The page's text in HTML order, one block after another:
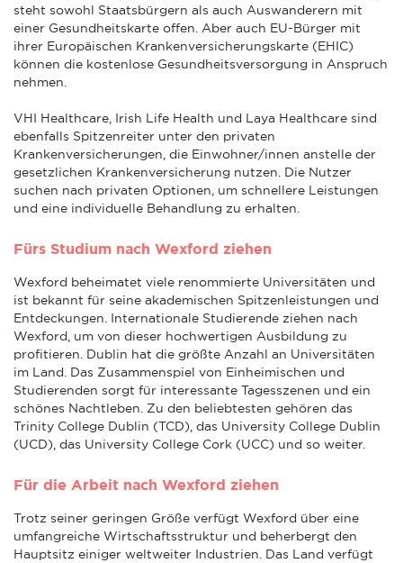
steht sowohl Staatsbürgern als auch Auswanderern mit
einer Gesundheitskarte offen. Aber auch EU-Bürger mit
ihrer Europäischen Krankenversicherungskarte (EHIC)
können die kostenlose Gesundheitsversorgung in Anspruch
nehmen.
VHI Healthcare, Irish Life Health und Laya Healthcare sind
ebenfalls Spitzenreiter unter den privaten
Krankenversicherungen, die Einwohner/innen anstelle der
gesetzlichen Krankenversicherung nutzen. Die Nutzer
suchen nach privaten Optionen, um schnellere Leistungen
und eine individuelle Behandlung zu erhalten.
Fürs Studium nach Wexford ziehen
Wexford beheimatet viele renommierte Universitäten und
ist bekannt für seine akademischen Spitzenleistungen und
Entdeckungen. Internationale Studierende ziehen nach
Wexford, um von dieser hochwertigen Ausbildung zu
profitieren. Dublin hat die größte Anzahl an Universitäten
im Land. Das Zusammenspiel von Einheimischen und
Studierenden sorgt für interessante Tagesszenen und ein
schönes Nachtleben. Zu den beliebtesten gehören das
Trinity College Dublin (TCD), das University College Dublin
(UCD), das University College Cork (UCC) und so weiter.
Für die Arbeit nach Wexford ziehen
Trotz seiner geringen Größe verfügt Wexford über eine
umfangreiche Wirtschaftsstruktur und beherbergt den
Hauptsitz einiger weltweiter Industrien. Das Land verfügt